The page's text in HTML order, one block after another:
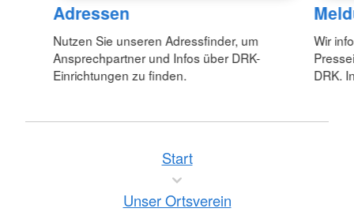
Adressen
Nutzen Sie unseren Adressfinder, um
Ansprechpartner und Infos über DRK-
Einrichtungen zu finden.
Wir
DRK.
Start
Unser Ortsverein